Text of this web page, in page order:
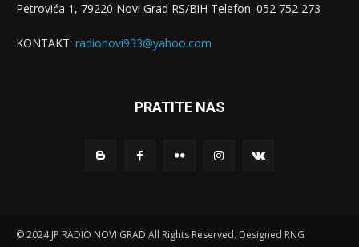
Petrovića 1, 79220 Novi Grad RS/BiH Telefon: 052 752 273
KONTAKT: radionovi933@yahoo.com
PRATITE NAS
© 2024 JP RADIO NOVI GRAD All Rights Reserved. Designed RNG